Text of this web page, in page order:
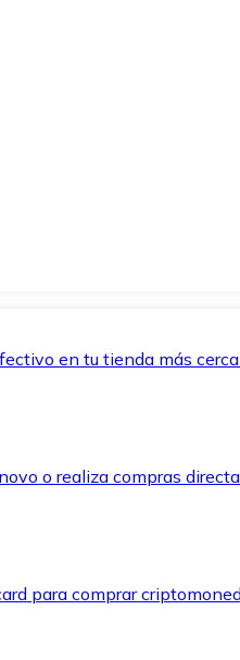
en tu tienda más
o realiza compras
para comprar